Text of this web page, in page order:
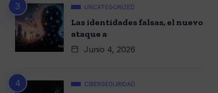
UNCATEGORIZED
Las identidades falsas, el nuevo
ataque a
Junio 4, 2026
CIBERSEGURIDAD